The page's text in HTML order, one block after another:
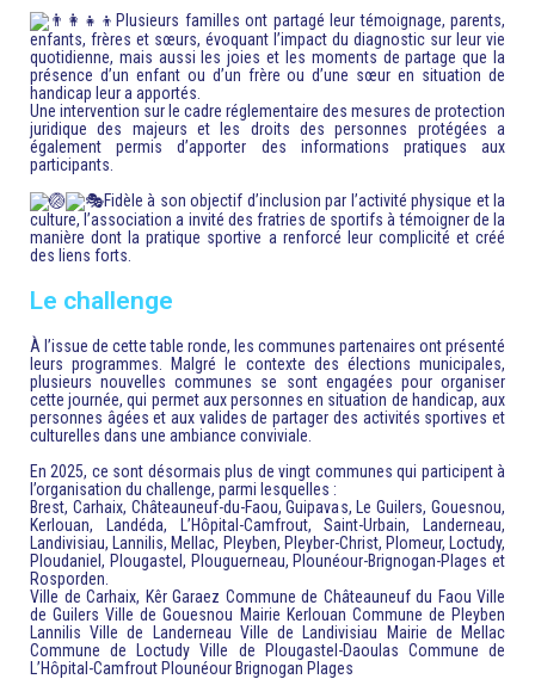
Plusieurs familles ont partagé leur témoignage, parents,
enfants, frères et sœurs, évoquant l’impact du diagnostic sur leur vie
quotidienne, mais aussi les joies et les moments de partage que la
présence d’un enfant ou d’un frère ou d’une sœur en situation de
handicap leur a apportés.
Une intervention sur le cadre réglementaire des mesures de protection
juridique des majeurs et les droits des personnes protégées a
également permis d’apporter des informations pratiques aux
participants.
Fidèle à son objectif d’inclusion par l’activité physique et la
culture, l’association a invité des fratries de sportifs à témoigner de la
manière dont la pratique sportive a renforcé leur complicité et créé
des liens forts.
Le challenge
À l’issue de cette table ronde, les communes partenaires ont présenté
leurs programmes. Malgré le contexte des élections municipales,
plusieurs nouvelles communes se sont engagées pour organiser
cette journée, qui permet aux personnes en situation de handicap, aux
personnes âgées et aux valides de partager des activités sportives et
culturelles dans une ambiance conviviale.
En 2025, ce sont désormais plus de vingt communes qui participent à
l’organisation du challenge, parmi lesquelles :
Brest, Carhaix, Châteauneuf-du-Faou, Guipavas, Le Guilers, Gouesnou,
Kerlouan, Landéda, L’Hôpital-Camfrout, Saint-Urbain, Landerneau,
Landivisiau, Lannilis, Mellac, Pleyben, Pleyber-Christ, Plomeur, Loctudy,
Ploudaniel, Plougastel, Plouguerneau, Plounéour-Brignogan-Plages et
Rosporden.
Ville de Carhaix, Kêr Garaez Commune de Châteauneuf du Faou Ville
de Guilers Ville de Gouesnou Mairie Kerlouan Commune de Pleyben
Lannilis Ville de Landerneau Ville de Landivisiau Mairie de Mellac
Commune de Loctudy Ville de Plougastel-Daoulas Commune de
L’Hôpital-CamfroutPlounéour Brignogan Plages